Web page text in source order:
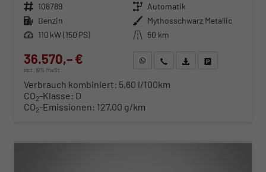
Fahrzeugnr. 108789 Getriebe Automatik
Kraftstoff Benzin Außenfarbe Mythosschwarz Metallic
Leistung 110 kW (150 PS) Kilometerstand 50 km
36.570,– €
incl. 19% MwSt.
WhatsApp anfragen
Wir rufen Sie anFahrzeugexposé (PDF)
Verbrauch kombiniert: 5,60 l/100km
CO2-Klasse: D
CO2-Emissionen: 127,00 g/km